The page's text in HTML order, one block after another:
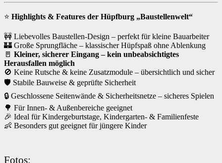
⭐ Highlights & Features der Hüpfburg „Baustellenwelt“
🚧 Liebevolles Baustellen-Design – perfekt für kleine Bauarbeiter
🏰 Große Sprungfläche – klassischer Hüpfspaß ohne Ablenkung
🚪 Kleiner, sicherer Eingang – kein unbeabsichtigtes
Herausfallen möglich
🚫 Keine Rutsche & keine Zusatzmodule – übersichtlich und sicher
🛡️ Stabile Bauweise & geprüfte Sicherheit
🔒 Geschlossene Seitenwände & Sicherheitsnetze – sicheres Spielen
🌳 Für Innen- & Außenbereiche geeignet
🎉 Ideal für Kindergeburtstage, Kindergarten- & Familienfeste
👶 Besonders gut geeignet für jüngere Kinder
Fotos: